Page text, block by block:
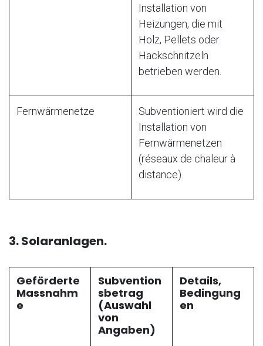
Installation von
Heizungen, die mit
Holz, Pellets oder
Hackschnitzeln
betrieben werden.
Fernwärmenetze
Subventioniert wird die
Installation von
Fernwärmenetzen
(réseaux de chaleur à
distance).
3. Solaranlagen.
Geförderte
Massnahm
e
Subvention
sbetrag
(Auswahl
von
Angaben)
Details,
Bedingung
en